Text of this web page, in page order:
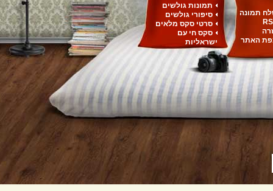
תמונה
האתר
תמונות גולשים
סיפורי גולשים
סרטי סקס מלאים
סקס חי עם
ישראליות